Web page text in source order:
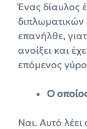
Ένας δίαυλος
επανήλθε,
ανοίξει και
επόμενος
Ο
Ναι. Αυτό